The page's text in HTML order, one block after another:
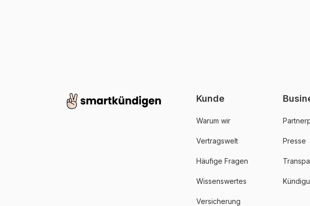
Kunde
Warum wir
Vertragswelt
Häufige Fragen
Wissenswertes
Versicherung
Presse